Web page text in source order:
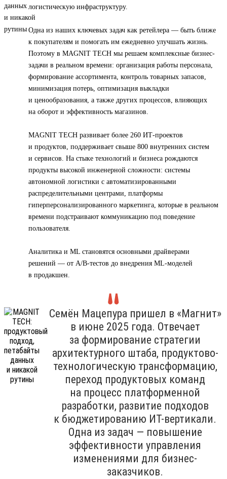
логистическую инфраструктуру.
Одна из наших ключевых задач как ретейлера — быть ближе
к покупателям и помогать им ежедневно улучшать жизнь.
Поэтому в MAGNIT TECH мы решаем комплексные бизнес-
задачи в реальном времени: организация работы персонала,
формирование ассортимента, контроль товарных запасов,
минимизация потерь, оптимизация выкладки
и ценообразования, а также других процессов, влияющих
на оборот и эффективность магазинов.
MAGNIT TECH развивает более 260 ИТ-проектов
и продуктов, поддерживает свыше 800 внутренних систем
и сервисов. На стыке технологий и бизнеса рождаются
продукты высокой инженерной сложности: системы
автономной логистики с автоматизированными
распределительными центрами, платформы
гиперперсонализированного маркетинга, которые в реальном
времени подстраивают коммуникацию под поведение
пользователя.
Аналитика и ML становятся основными драйверами
решений — от A/B-тестов до внедрения ML-моделей
в продакшен.
Семён Мацепура пришел в «Магнит»
в июне 2025 года. Отвечает
за формирование стратегии
архитектурного штаба, продуктово-
технологическую трансформацию,
переход продуктовых команд
на процесс платформенной
разработки, развитие подходов
к бюджетированию ИТ-вертикали.
Одна из задач — повышение
эффективности управления
изменениями для бизнес-
заказчиков.